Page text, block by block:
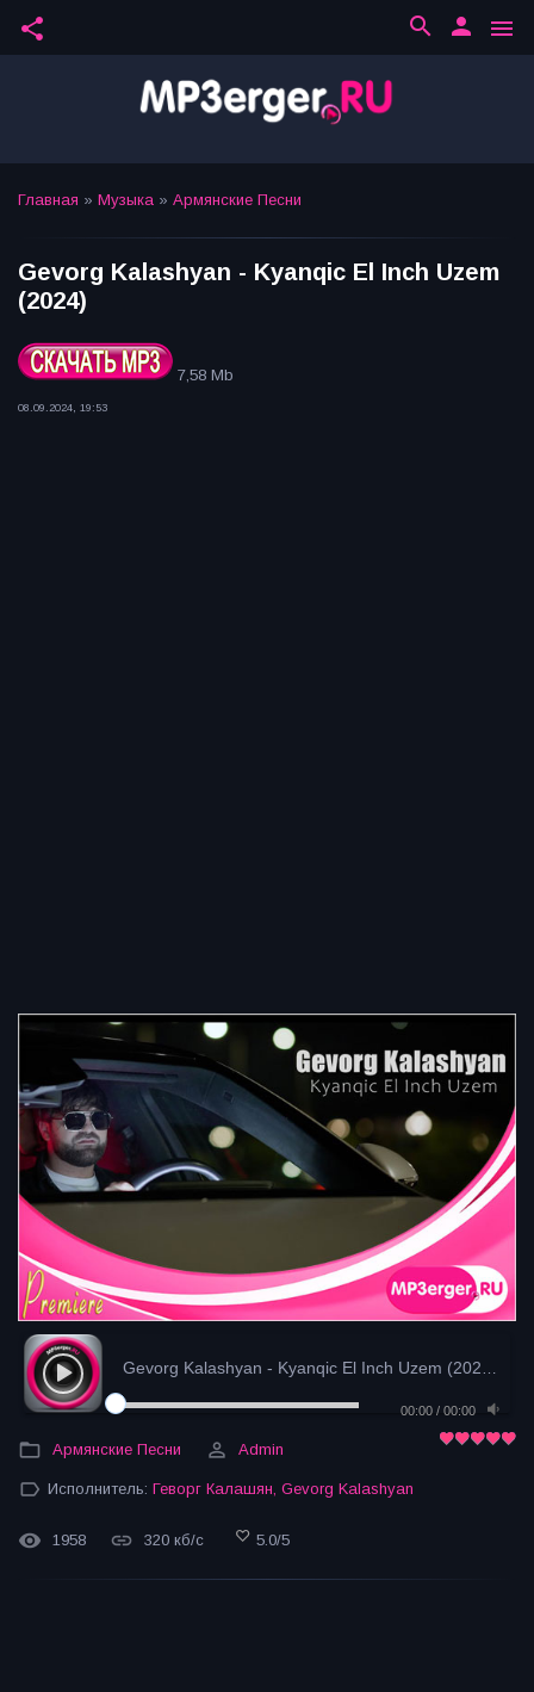
share menu
person
search
Главная » Музыка » Армянские Песни
Gevorg Kalashyan - Kyanqic El Inch Uzem
(2024)
7,58 Mb
08.09.2024, 19:53
00:00 / 00:00
Армянские Песни Admin
Исполнитель: Геворг Калашян Gevorg Kalashyan
1958 320 кб/с 5.0/5